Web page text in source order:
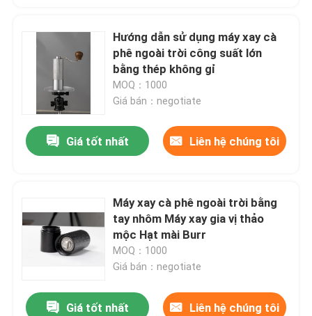
Hướng dẫn sử dụng máy xay cà
phê ngoài trời công suất lớn
bằng thép không gỉ
MOQ：1000
Giá bán：negotiate
Giá tốt nhất Liên hệ chúng tôi
Máy xay cà phê ngoài trời bằng
tay nhôm Máy xay gia vị thảo
mộc Hạt mài Burr
MOQ：1000
Giá bán：negotiate
Giá tốt nhất Liên hệ chúng tôi